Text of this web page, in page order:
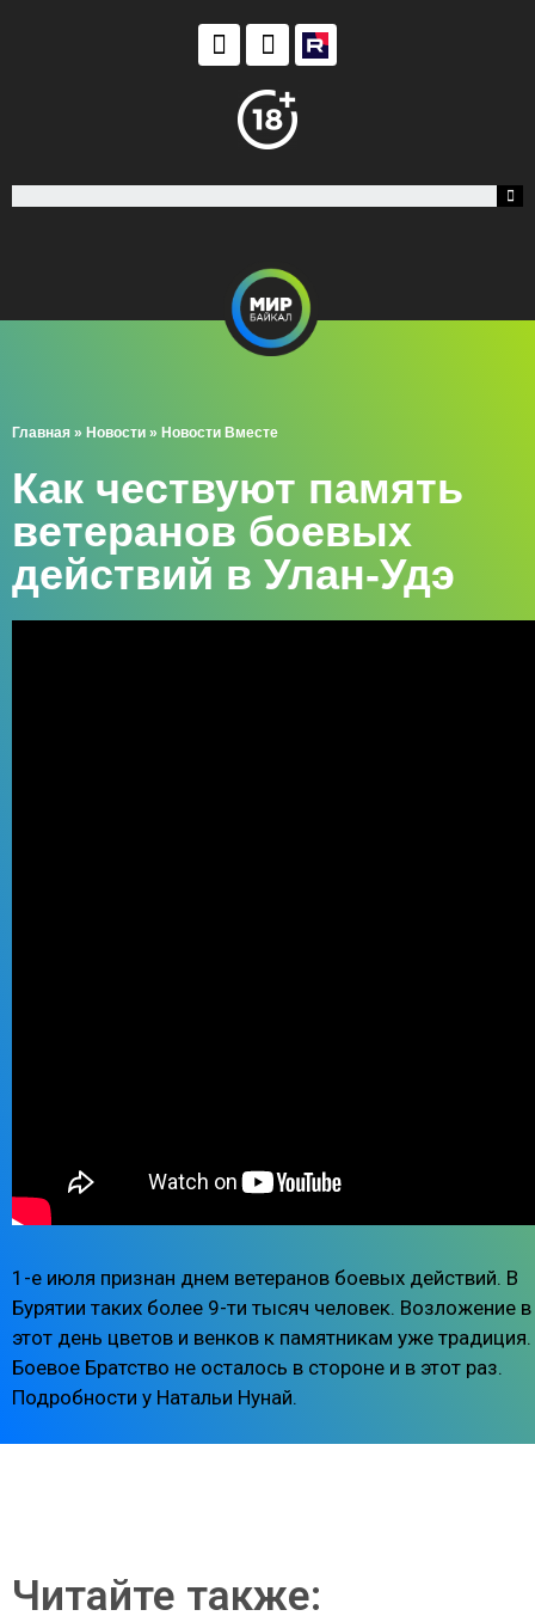
Главная » Новости » Новости Вместе
Как чествуют память
ветеранов боевых
действий в Улан-Удэ
1-е июля признан днем ветеранов боевых действий. В
Бурятии таких более 9-ти тысяч человек. Возложение в
этот день цветов и венков к памятникам уже традиция.
Боевое Братство не осталось в стороне и в этот раз.
Подробности у Натальи Нунай.
Читайте также: